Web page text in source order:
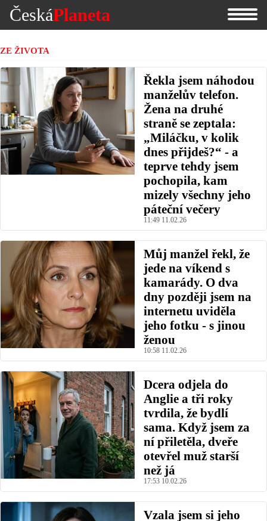
ČeskáPlaneta
ZE ŽIVOTA
Řekla jsem náhodou
manželův telefon.
Žena na druhé
straně se zeptala:
„Miláčku, v kolik
dnes přijdeš?“ - a
teprve tehdy jsem
pochopila, kam
mizely všechny jeho
páteční večery
11:49 11.02.26
Můj manžel řekl, že
jede na víkend s
kamarády. O dva
dny později jsem na
internetu uviděla
jeho fotku - s jinou
ženou
10:58 11.02.26
Dcera odjela do
Anglie a tři roky
tvrdila, že bydlí
sama. Když jsem za
ní přiletěla, dveře
otevřel muž starší
než já
17:53 10.02.26
Vzala jsem si jeho